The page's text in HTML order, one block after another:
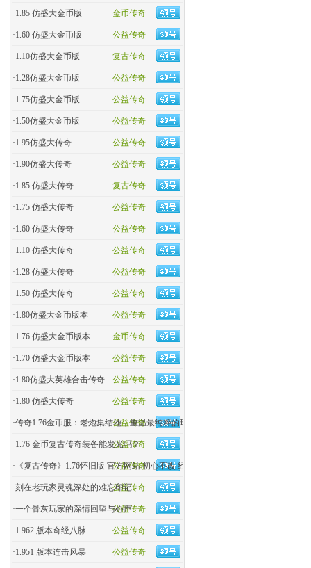
金币传奇
·1.85 仿盛大金币版
公益传奇
·1.60 仿盛大金币版
复古传奇
·1.10仿盛大金币版
公益传奇
·1.28仿盛大金币版
公益传奇
·1.75仿盛大金币版
公益传奇
·1.50仿盛大金币版
公益传奇
·1.95仿盛大传奇
公益传奇
·1.90仿盛大传奇
复古传奇
·1.85 仿盛大传奇
公益传奇
·1.75 仿盛大传奇
公益传奇
·1.60 仿盛大传奇
公益传奇
·1.10 仿盛大传奇
公益传奇
·1.28 仿盛大传奇
公益传奇
·1.50 仿盛大传奇
公益传奇
·1.80仿盛大金币版本
金币传奇
·1.76 仿盛大金币版本
公益传奇
·1.70 仿盛大金币版本
公益传奇
·1.80仿盛大英雄合击传奇
公益传奇
·1.80 仿盛大传奇
公益传奇
·传奇1.76金币服：老炮集结地，重温最纯粹的玛法热血！
公益传奇
·1.76 金币复古传奇装备能发光吗？
公益传奇
· 《复古传奇》1.76怀旧版 官方网站 初心不改 经典回归
公益传奇
·刻在老玩家灵魂深处的难忘印记
公益传奇
·一个骨灰玩家的深情回望与心声
公益传奇
·1.962 版本奇经八脉
公益传奇
·1.951 版本连击风暴